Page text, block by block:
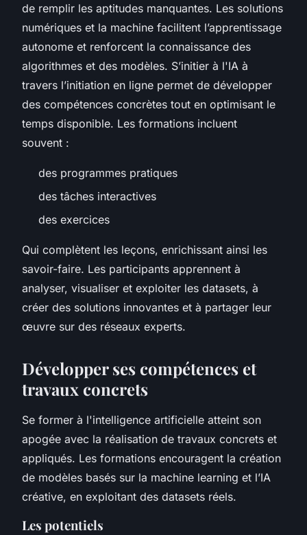
de remplir les aptitudes manquantes. Les solutions
numériques et la machine facilitent l’apprentissage
autonome et renforcent la connaissance des
algorithmes et des modèles. S’initier à l'IA à
travers l’initiation en ligne permet de développer
des compétences concrètes tout en optimisant le
temps disponible. Les formations incluent
souvent :
des programmes pratiques
des tâches interactives
des exercices
Qui complètent les leçons, enrichissant ainsi les
savoir-faire. Les participants apprennent à
analyser, visualiser et exploiter les datasets, à
créer des solutions innovantes et à partager leur
œuvre sur des réseaux experts.
Développer ses compétences et
travaux concrets
Se former à l'intelligence artificielle atteint son
apogée avec la réalisation de travaux concrets et
appliqués. Les formations encouragent la création
de modèles basés sur la machine learning et l’IA
créative, en exploitant des datasets réels.
Les potentiels